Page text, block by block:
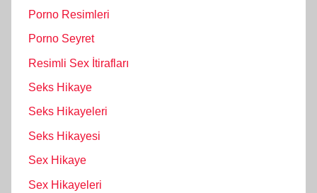
Porno Resimleri
Porno Seyret
Resimli Sex İtirafları
Seks Hikaye
Seks Hikayeleri
Seks Hikayesi
Sex Hikaye
Sex Hikayeleri